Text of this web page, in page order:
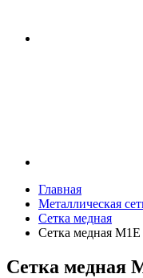
Главная
Металлическая
Сетка медная
Сетка медная
Сетка медная